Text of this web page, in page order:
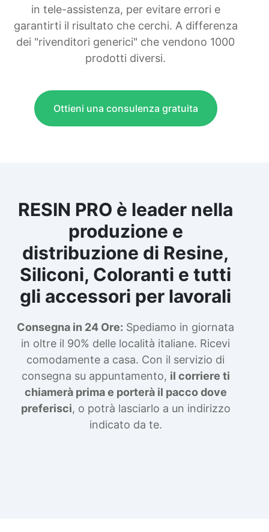
in tele-assistenza, per evitare errori e
garantirti il risultato che cerchi. A differenza
dei "rivenditori generici" che vendono 1000
prodotti diversi.
Ottieni una consulenza gratuita
RESIN PRO è leader nella
produzione e
distribuzione di Resine,
Siliconi, Coloranti e tutti
gli accessori per lavorali
Consegna in 24 Ore: Spediamo in giornata
in oltre il 90% delle località italiane. Ricevi
comodamente a casa. Con il servizio di
consegna su appuntamento, il corriere ti
chiamerà prima e porterà il pacco dove
preferisci, o potrà lasciarlo a un indirizzo
indicato da te.